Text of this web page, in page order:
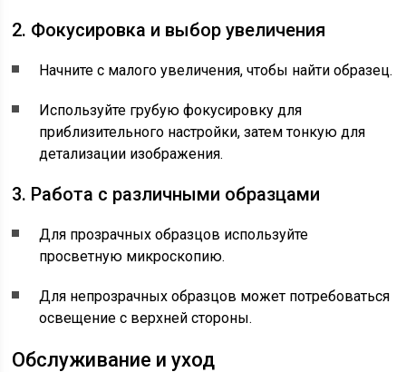
2. Фокусировка и выбор увеличения
Начните с малого увеличения, чтобы найти образец.
Используйте грубую фокусировку для
приблизительного настройки, затем тонкую для
детализации изображения.
3. Работа с различными образцами
Для прозрачных образцов используйте
просветную микроскопию.
Для непрозрачных образцов может потребоваться
освещение с верхней стороны.
Обслуживание и уход